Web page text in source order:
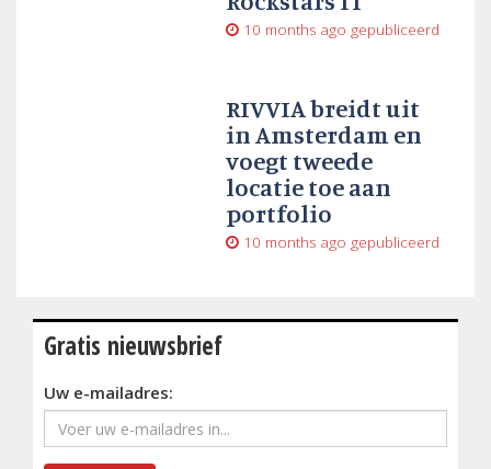
10 months ago gepubliceerd
RIVVIA breidt uit
in Amsterdam en
voegt tweede
locatie toe aan
portfolio
10 months ago gepubliceerd
Gratis nieuwsbrief
Uw e-mailadres: